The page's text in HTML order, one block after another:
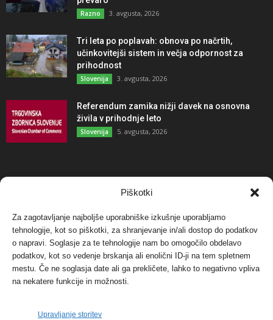
Piškotki
Za zagotavljanje najboljše uporabniške izkušnje uporabljamo
tehnologije, kot so piškotki, za shranjevanje in/ali dostop do podatkov
o napravi. Soglasje za te tehnologije nam bo omogočilo obdelavo
podatkov, kot so vedenje brskanja ali enolični ID-ji na tem spletnem
mestu. Če ne soglasja date ali ga prekličete, lahko to negativno vpliva
na nekatere funkcije in možnosti.
Upravljanje storitev
Razno 3. avgusta, 2026
Tri leta po poplavah: obnova po načrtih,
učinkovitejši sistem in večja odpornost za
prihodnost
Slovenija 3. avgusta, 2026
Referendum zamika nižji davek na osnovna
živila v prihodnje leto
Slovenija 5. avgusta, 2026
NAJBOLJ KOMENTIRANO
Protest proti vetrnim elektrarnam na Ojstrici, v
svetu pa vedno bolj...
Dogodki 12. maja, 2017
Tožilstvo v Celovcu v korist elektrarnam
Verbund